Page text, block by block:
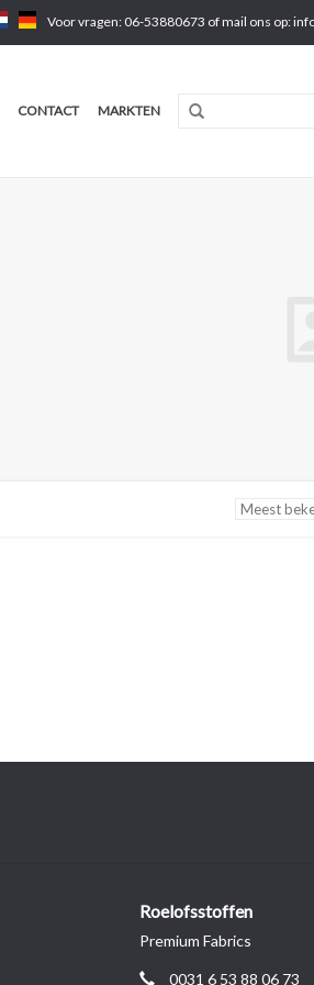
Voor vragen: 06-53880673 of mail ons op:
CONTACT MARKTEN
Roelofsstoffen
Premium Fabrics
0031 6 53 88 06 73